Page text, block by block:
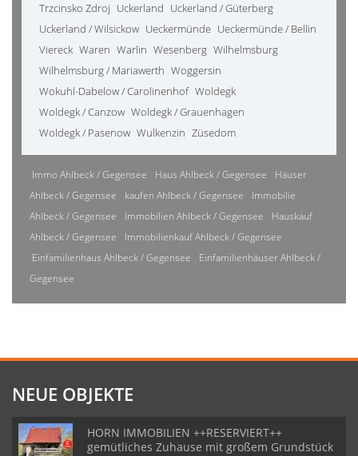
Trzcinsko Zdroj Uckerland Uckerland / Güterberg
Uckerland / Wilsickow Ueckermünde Ueckermünde / Bellin
Viereck Waren Warlin Wesenberg Wilhelmsburg
Wilhelmsburg / Mariawerth Woggersin
Wokuhl-Dabelow / Carolinenhof Woldegk
Woldegk / Canzow Woldegk / Grauenhagen
Woldegk / Pasenow Wulkenzin Züsedom
Immo Ahlbeck / Gegensee Haus Ahlbeck / Gegensee
Häuser
Ahlbeck / Gegensee
kaufen Ahlbeck / Gegensee
Immobilie
Ahlbeck / Gegensee
Immobilien Ahlbeck / Gegensee
Hauskauf
Ahlbeck / Gegensee
Immobilienkauf Ahlbeck / Gegensee
Einfamilienhaus Ahlbeck / Gegensee
Einfamilienhäuser Ahlbeck /
Gegensee
NEUE OBJEKTE
HORN IMMOBILIEN ++RESERVIERT++
gemütliches Zuhause mit großem Grundstück